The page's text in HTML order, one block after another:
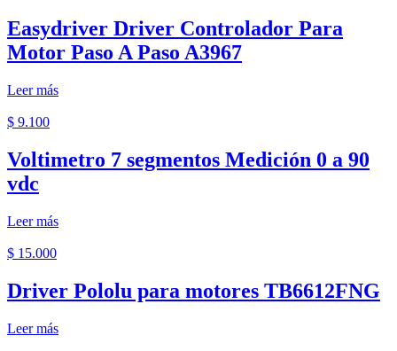
Easydriver Driver Controlador Para
Motor Paso A Paso A3967
Leer más
$ 9.100
Voltimetro 7 segmentos Medición 0 a 90
vdc
Leer más
$ 15.000
Driver Pololu para motores TB6612FNG
Leer más